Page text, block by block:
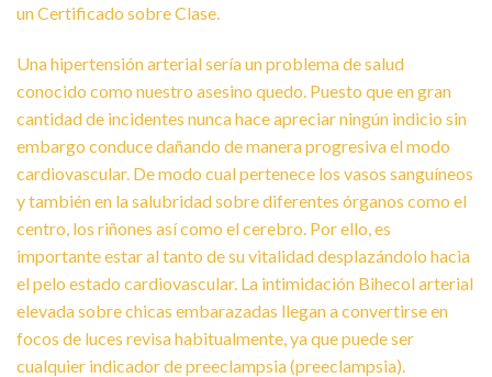
un Certificado sobre Clase.
Una hipertensión arterial serí­a un problema de salud
conocido como nuestro asesino quedo. Puesto que en gran
cantidad de incidentes nunca hace apreciar ningún indicio sin
embargo conduce dañando de manera progresiva el modo
cardiovascular. De modo cual pertenece los vasos sanguíneos
y también en la salubridad sobre diferentes órganos como el
centro, los riñones así­ como el cerebro. Por ello, es
importante estar al tanto de su vitalidad desplazándolo hacia
el pelo estado cardiovascular. La intimidación Bihecol arterial
elevada sobre chicas embarazadas llegan a convertirse en
focos de luces revisa habitualmente, ya que puede ser
cualquier indicador de preeclampsia (preeclampsia).